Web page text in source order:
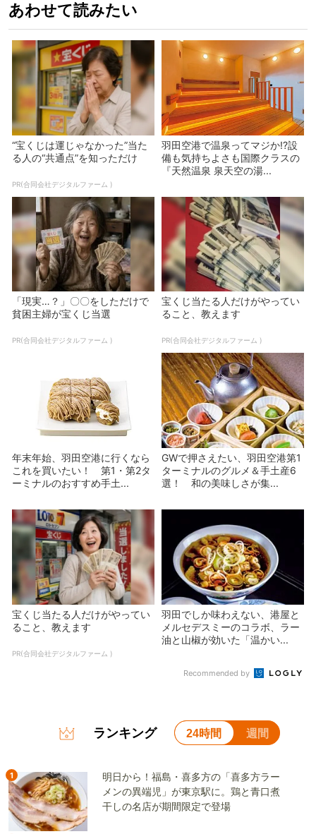
あわせて読みたい
“宝くじは運じゃなかった”当た
る人の“共通点”を知っただけ
PR(合同会社デジタルファーム )
羽田空港で温泉ってマジか!?設
備も気持ちよさも国際クラスの
『天然温泉 泉天空の湯...
「現実…？」〇〇をしただけで
貧困主婦が宝くじ当選
PR(合同会社デジタルファーム )
宝くじ当たる人だけがやってい
ること、教えます
PR(合同会社デジタルファーム )
年末年始、羽田空港に行くなら
これを買いたい！ 第1・第2タ
ーミナルのおすすめ手土...
GWで押さえたい、羽田空港第1
ターミナルのグルメ＆手土産6
選！ 和の美味しさが集...
宝くじ当たる人だけがやってい
ること、教えます
PR(合同会社デジタルファーム )
羽田でしか味わえない、港屋と
メルセデスミーのコラボ、ラー
油と山椒が効いた「温かい...
Recommended by
ランキング 24時間 週間
1
明日から！福島・喜多方の「喜多方ラー
メンの異端児」が東京駅に。鶏と青口煮
干しの名店が期間限定で登場